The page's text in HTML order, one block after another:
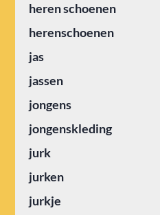
heren schoenen
herenschoenen
jas
jassen
jongens
jongenskleding
jurk
jurken
jurkje